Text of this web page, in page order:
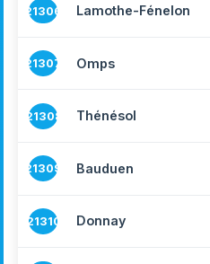
21306 Lamothe-Fénelon
21307 Omps
21308 Thénésol
21309 Bauduen
21310 Donnay